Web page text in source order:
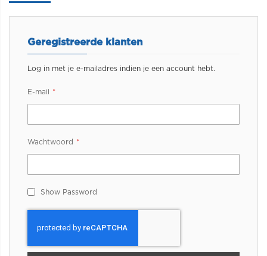
Geregistreerde klanten
Log in met je e-mailadres indien je een account hebt.
E-mail
Wachtwoord
Show Password